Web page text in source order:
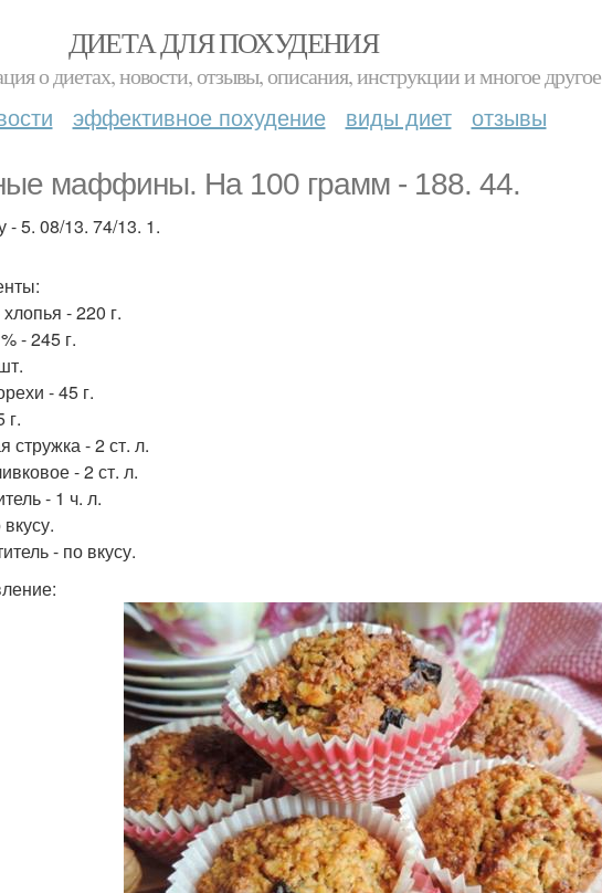
ДИЕТА ДЛЯ ПОХУДЕНИЯ
о диетах, новости, отзывы, описания, инструкции и многое другое
эффективное похудение виды диет отзывы
маффины. На 100 грамм - 188. 44.
- 5. 08/13. 74/13. 1.
- 220 г.
- 245 г.
- 45 г.
г.
стружка - 2 ст. л.
- 2 ст. л.
- 1 ч. л.
- по вкусу.